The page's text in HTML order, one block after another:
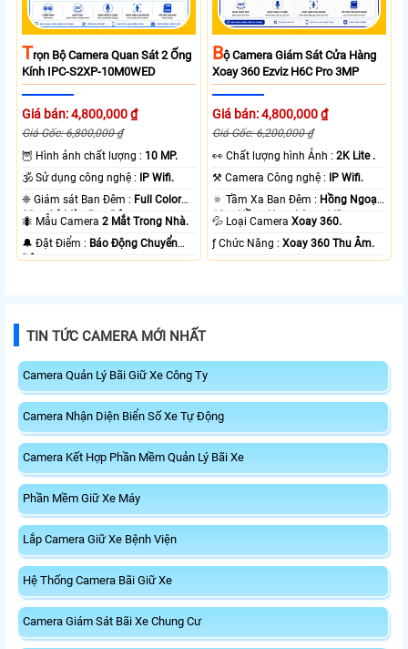
TRọn Bộ Camera Quan Sát 2 Ống
Kính IPC-S2XP-10M0WED
Giá bán: 4,800,000 ₫
Giá Gốc: 6,800,000 ₫
🦉 Hình ảnh chất lượng : 10 MP.
🕉️ Sử dụng công nghệ : IP Wifi.
❈ Giám sát Ban Đêm : Full Color
20m Có Màu Ban Ðêm.
🐜 Mẫu Camera2 Mắt Trong Nhà.
️🔔 Đặt Điểm : Báo Động Chuyển
Động.
BỘ Camera Giám Sát Cửa Hàng
Xoay 360 Ezviz H6C Pro 3MP
Giá bán: 4,800,000 ₫
Giá Gốc: 6,200,000 ₫
️👀 Chất lượng hình Ảnh :2K Lite .
⚒ Camera Công nghệ : IP Wifi.
🔅 Tầm Xa Ban Đêm : Hồng Ngoại
10m Hồng Ngoại Smart IR.
💦 Loại CameraXoay 360.
️ƒ Chức Năng :Xoay 360 Thu Âm.
TIN TỨC CAMERA MỚI NHẤT
Camera Quản Lý Bãi Giữ Xe Công Ty
Camera Nhận Diện Biển Số Xe Tự Động
Camera Kết Hợp Phần Mềm Quản Lý Bãi Xe
Phần Mềm Giữ Xe Máy
Lắp Camera Giữ Xe Bệnh Viện
Hệ Thống Camera Bãi Giữ Xe
Camera Giám Sát Bãi Xe Chung Cư